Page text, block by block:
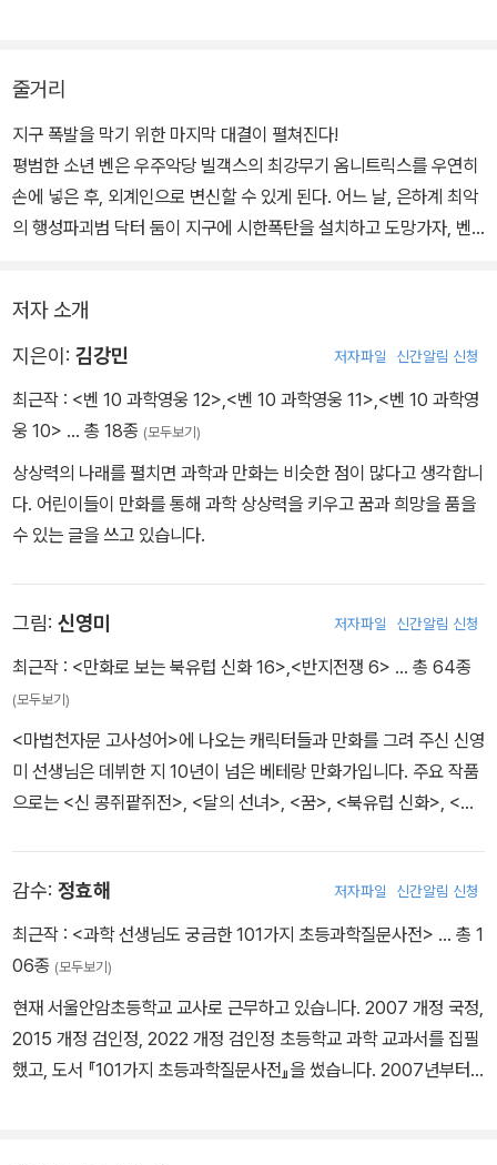
줄거리
지구 폭발을 막기 위한 마지막 대결이 펼쳐진다!
평범한 소년 벤은 우주악당 빌객스의 최강무기 옴니트릭스를 우연히
손에 넣은 후, 외계인으로 변신할 수 있게 된다. 어느 날, 은하계 최악
의 행성파괴범 닥터 둠이 지구에 시한폭탄을 설치하고 도망가자, 벤
하지만 가까스로 해적선을 탈출한다. 그러나 벤 일행이 타고 도망갈
우주선은 분노한 빌객스에 의해 산산조각이 나고 마는데…. 지구 폭발
까?!
저자 소개
지은이: 김강민 저자파일 신간알림 신청
최근작 : <벤 10 과학영웅 12>,<벤 10 과학영웅 11>,<벤 10 과학영
웅 10> … 총 18종 (모두보기)
상상력의 나래를 펼치면 과학과 만화는 비슷한 점이 많다고 생각합니
다. 어린이들이 만화를 통해 과학 상상력을 키우고 꿈과 희망을 품을
수 있는 글을 쓰고 있습니다.
그림: 신영미 저자파일 신간알림 신청
최근작 : <만화로 보는 북유럽 신화 16>,<반지전쟁 6> … 총 64종
(모두보기)
<마법천자문 고사성어>에 나오는 캐릭터들과 만화를 그려 주신 신영
미 선생님은 데뷔한 지 10년이 넘은 베테랑 만화가입니다. 주요 작품
으로는 <신 콩쥐팥쥐전>, <달의 선녀>, <꿈>, <북유럽 신화>, <퀴
감수: 정효해 저자파일 신간알림 신청
최근작 : <과학 선생님도 궁금한 101가지 초등과학질문사전> … 총 1
06종 (모두보기)
현재 서울안암초등학교 교사로 근무하고 있습니다. 2007 개정 국정,
2015 개정 검인정, 2022 개정 검인정 초등학교 과학 교과서를 집필
했고, 도서 『101가지 초등과학질문사전』을 썼습니다. 2007년부터